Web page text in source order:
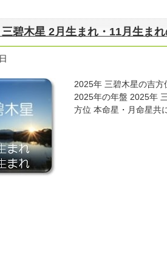
碧木星 2月生まれ・11月生ま
2025年 三碧木星の吉
2025年の年盤 2025年
方位 本命星・月命星共